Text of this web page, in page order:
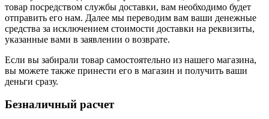
товар посредством службы доставки, вам необходимо будет
отправить его нам. Далее мы переводим вам ваши денежные
средства за исключением стоимости доставки на реквизиты,
указанные вами в заявлении о возврате.
Если вы забирали товар самостоятельно из нашего магазина,
вы можете также принести его в магазин и получить ваши
деньги сразу.
Безналичный расчет